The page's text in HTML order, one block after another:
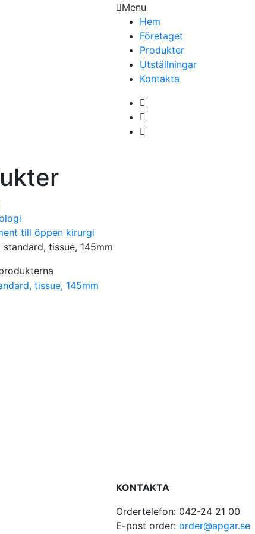
Menu
Hem
Företaget
Produkter
Utställningar
Kontakta
till öppen kirurgi
standard, tissue, 145mm
KONTAKTA
Ordertelefon: 042-24 21 00
E-post order: order@apgar.se